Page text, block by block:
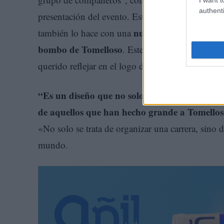
presentación del evento. Este año, la San
también lo hace con una nueva imagen
bombo de Tomelloso. Este emblemático
querido reflejar en el logo de la carrera.
“Es un diseño que no solo incluye el
de aquellos que han hecho grande a
«No solo se trata de organizar una carrera, sino
mundo.